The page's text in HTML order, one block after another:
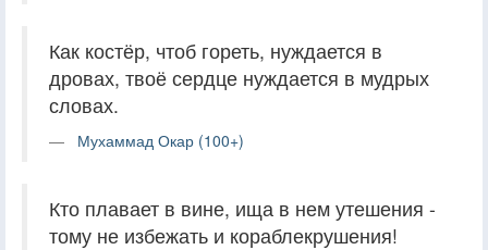
Как костёр, чтоб гореть, нуждается в
дровах, твоё сердце нуждается в мудрых
словах.
Мухаммад Окар (100+)
Кто плавает в вине, ища в нем утешения -
тому не избежать и кораблекрушения!